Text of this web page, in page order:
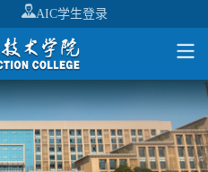
AIC学生登录